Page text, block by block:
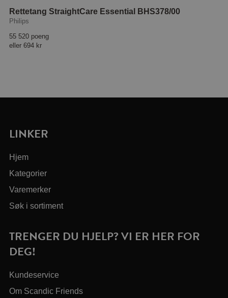
Rettetang StraightCare Essential BHS378/00
Philips
55 520 poeng
eller 694 kr
LINKER
Hjem
Kategorier
Varemerker
Søk i sortiment
TRENGER DU HJELP? VI ER HER FOR
DEG!
Kundeservice
Om Scandic Friends